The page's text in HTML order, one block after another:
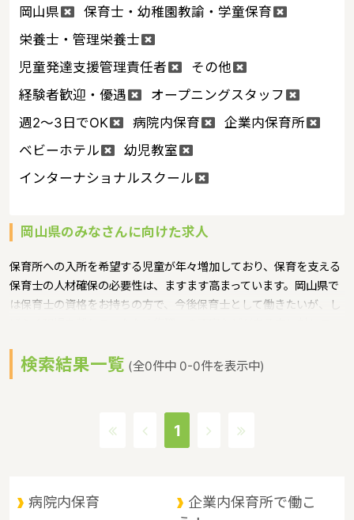
岡山県
保育士・幼稚園教諭・学童保育
栄養士・管理栄養士
児童発達支援管理責任者
その他
経験者歓迎・優遇
オープニングスタッフ
週2～3日でOK
病院内保育
企業内保育所
ベビーホテル
幼児教室
インターナショナルスクール
岡山県のみなさんに向けた求人
保育所への入所を希望する児童が年々増加しており、保育を支える
保育士の人材確保の必要性は、ますます高まっています。岡山県で
は保育士の資格をお持ちの方で、今後保育士として働きたいが、し
に関する取り組みを行っています。
岡山県の政令指定都市は岡山市、人口は1910139人（2017/5/1現
町村は27。岡山県の家賃相場：5.6万円（2017年10月賃貸住宅 D-
接。南は瀬戸内海を臨んで四国に、北は山陰地方と接しており、 中
四国地方の交通の要衝として古くから重要な位置にあります。県北
検索結果一覧 (全0件中 0-0件を表示中)
1
病院内保育
企業内保育所で働こ